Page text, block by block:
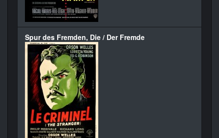
Spur des Fremden, Die / Der Fremde